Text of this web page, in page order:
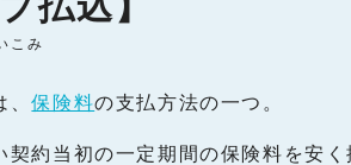
こみ
、保険料の支払方法の一つ。
契約当初の一定期間の保険料を安